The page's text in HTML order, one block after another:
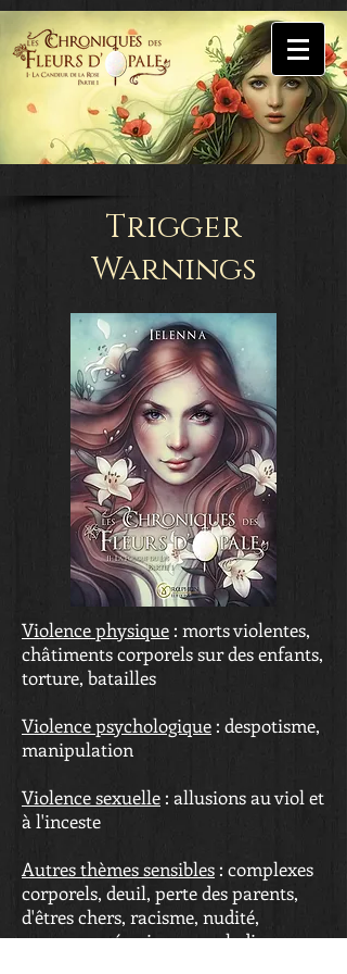
Trigger
Warnings
Violence physique : morts violentes,
châtiments corporels sur des enfants,
torture, batailles
Violence psychologique : despotisme,
manipulation
Violence sexuelle : allusions au viol et
à l'inceste
Autres thèmes sensibles : complexes
corporels, deuil, perte des parents,
d'êtres chers, racisme, nudité,
grossesse, césarienne, maladie